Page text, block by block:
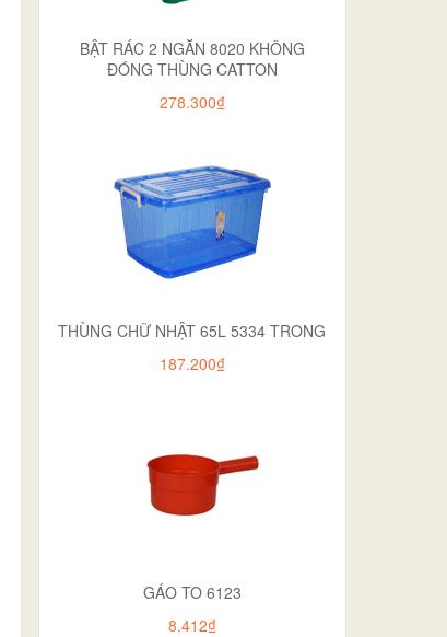
BẬT RÁC 2 NGĂN 8020 KHÔNG
ĐÓNG THÙNG CATTON
278.300₫
THÙNG CHỮ NHẬT 65L 5334 TRONG
187.200₫
GÁO TO 6123
8.412₫